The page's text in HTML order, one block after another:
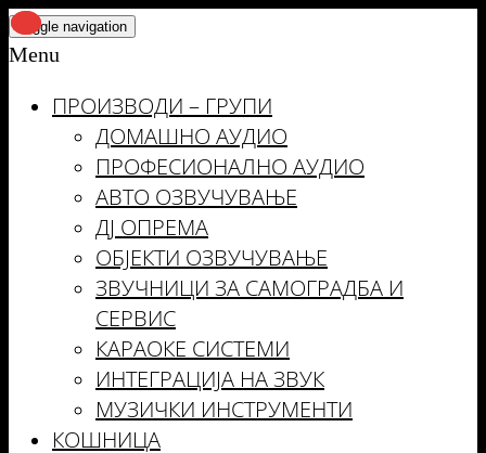
Skip
to
content
Toggle navigation
Menu
ПРОИЗВОДИ – ГРУПИ
ДОМАШНО АУДИО
ПРОФЕСИОНАЛНО АУДИО
АВТО ОЗВУЧУВАЊЕ
ДЈ ОПРЕМА
ОБЈЕКТИ ОЗВУЧУВАЊЕ
ЗВУЧНИЦИ ЗА САМОГРАДБА И
СЕРВИС
КАРАОКЕ СИСТЕМИ
ИНТЕГРАЦИЈА НА ЗВУК
МУЗИЧКИ ИНСТРУМЕНТИ
КОШНИЦА